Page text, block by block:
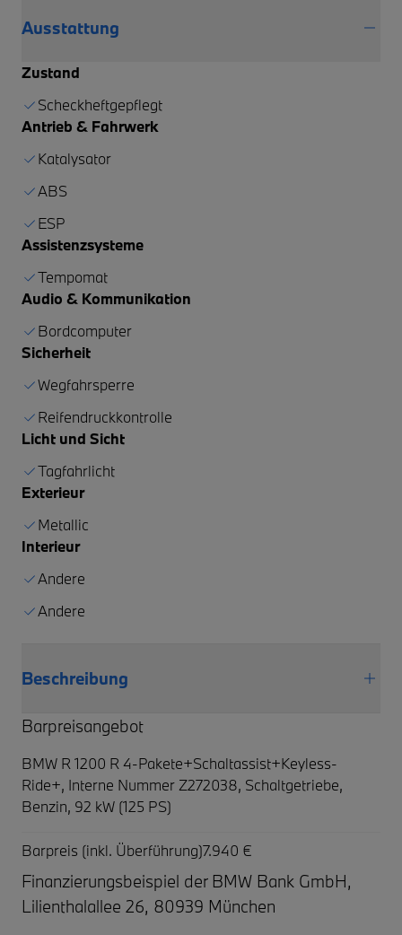
Ausstattung
Zustand
Scheckheftgepflegt
Antrieb & Fahrwerk
Katalysator
ABS
ESP
Assistenzsysteme
Tempomat
Audio & Kommunikation
Bordcomputer
Sicherheit
Wegfahrsperre
Reifendruckkontrolle
Licht und Sicht
Tagfahrlicht
Exterieur
Metallic
Interieur
Andere
Andere
Beschreibung
Barpreisangebot
BMW R 1200 R 4-Pakete+Schaltassist+Keyless-
Ride+, Interne Nummer Z272038, Schaltgetriebe,
Benzin, 92 kW (125 PS)
Barpreis (inkl. Überführung)7.940 €
Finanzierungsbeispiel der BMW Bank GmbH,
Lilienthalallee 26, 80939 München